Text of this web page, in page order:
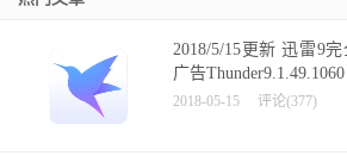
2018/5/15更新 迅雷9
广告Thunder9.1.49.1060
2018-05-15 评论(377)